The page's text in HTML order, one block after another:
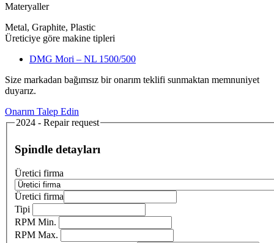
Materyaller
Metal, Graphite, Plastic
Üreticiye göre makine tipleri
DMG Mori – NL 1500/500
Size markadan bağımsız bir onarım teklifi sunmaktan memnuniyet
duyarız.
Onarım Talep Edin
2024 - Repair request
Spindle detayları
Üretici firma
Üretici firma
Tipi
RPM Min.
RPM Max.